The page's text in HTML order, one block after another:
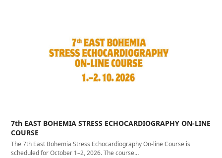
7th EAST BOHEMIA STRESS ECHOCARDIOGRAPHY ON-LINE
COURSE
The 7th East Bohemia Stress Echocardiography On-line Course is
scheduled for October 1–2, 2026. The course…